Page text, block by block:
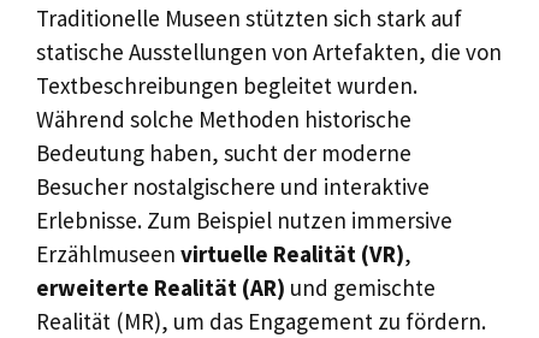
Traditionelle Museen stützten sich stark auf
statische Ausstellungen von Artefakten, die von
Textbeschreibungen begleitet wurden.
Während solche Methoden historische
Bedeutung haben, sucht der moderne
Besucher nostalgischere und interaktive
Erlebnisse. Zum Beispiel nutzen immersive
Erzählmuseen virtuelle Realität (VR),
erweiterte Realität (AR) und gemischte
Realität (MR), um das Engagement zu fördern.